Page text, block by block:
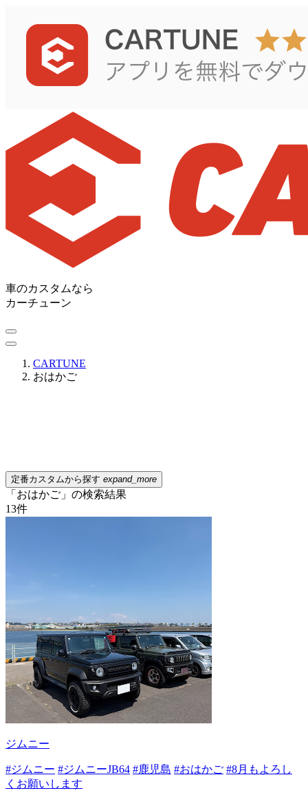
車のカスタムなら
カーチューン
CARTUNE
おはかご
定番カスタムから探す expand_more
「おはかご」の検索結果
13件
ジムニー
#ジムニー #ジムニーJB64 #鹿児島 #おはかご #8月もよろし
くお願いします